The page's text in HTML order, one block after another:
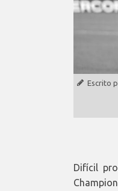
Escrito
Difícil